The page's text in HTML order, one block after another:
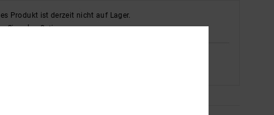
Produkt ist derzeit nicht auf Lager.
Sie andere Optionen